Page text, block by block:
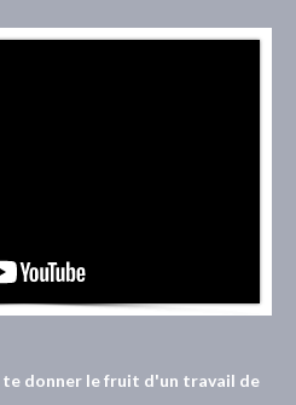
te donner le fruit d'un travail de